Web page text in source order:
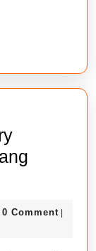
0 Comment |